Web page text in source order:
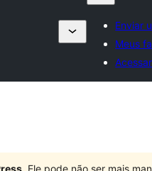
Enviar
Meus
Acessar
. Ele pode não ser mais